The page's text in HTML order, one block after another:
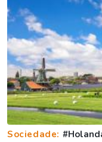
Sociedade: